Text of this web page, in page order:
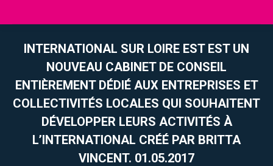
INTERNATIONAL SUR LOIRE EST EST UN
NOUVEAU CABINET DE CONSEIL
ENTIÈREMENT DÉDIÉ AUX ENTREPRISES ET
COLLECTIVITÉS LOCALES QUI SOUHAITENT
DÉVELOPPER LEURS ACTIVITÉS À
L’INTERNATIONAL CRÉÉ PAR BRITTA
VINCENT. 01.05.2017